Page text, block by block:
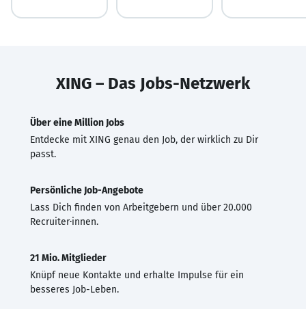
XING – Das Jobs-Netzwerk
Über eine Million Jobs
Entdecke mit XING genau den Job, der wirklich zu Dir
passt.
Persönliche Job-Angebote
Lass Dich finden von Arbeitgebern und über 20.000
Recruiter·innen.
21 Mio. Mitglieder
Knüpf neue Kontakte und erhalte Impulse für ein
besseres Job-Leben.